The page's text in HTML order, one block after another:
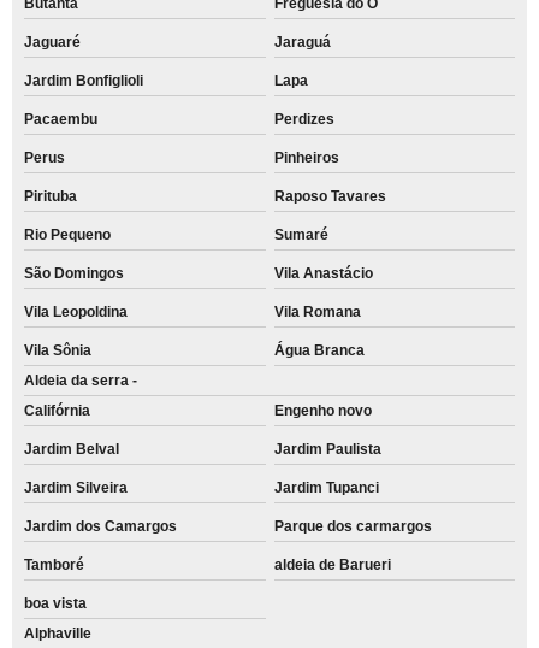
Butantã Freguesia do Ó
Jaguaré Jaraguá
Jardim Bonfiglioli Lapa
Pacaembu Perdizes
Perus Pinheiros
Pirituba Raposo Tavares
Rio Pequeno Sumaré
São Domingos Vila Anastácio
Vila Leopoldina Vila Romana
Vila Sônia
Água Branca
Aldeia da serra -
Califórnia
Engenho novo
Jardim Belval Jardim Paulista
Jardim Silveira Jardim Tupanci
Jardim dos Camargos Parque dos carmargos
Tamboré aldeia de Barueri
boa vista
Alphaville